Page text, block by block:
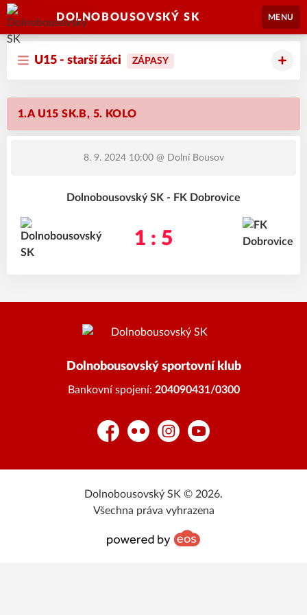
DOLNOBOUSOVSKÝ SK MENU
U15 - starší žáci ZÁPASY
1.A U15 SK.B, 5. KOLO
8. 9. 2024 10:00@ Dolní Bousov
Dolnobousovský SK - FK Dobrovice
1 : 5
Dolnobousovský sportovní klub
Bankovní spojení: 204090431/0300
FacebookFlickr InstagramYouTube
Dolnobousovský SK © 2026.
Všechna práva vyhrazena